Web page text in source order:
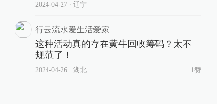
2024-04-27∙ 辽宁
行云流水爱生活爱家
这种活动真的存在黄牛回收筹码？太不
规范了！
2024-04-26∙ 湖北 1赞